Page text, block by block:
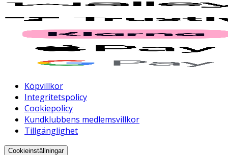
Köpvillkor
Integritetspolicy
Cookiepolicy
Kundklubbens medlemsvillkor
Tillgänglighet
Cookieinställningar